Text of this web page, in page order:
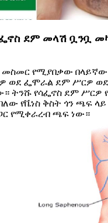
ደም መላሽ ቧንቧ
መስመር የሚያበቃው
ወደ ፌሞራል ደም ሥርዎ
ትንሹ የሳፌኖስ ደም
የቬነስ ቅስት ጎን ጫፍ
የሚቀራረብ ጫፍ ነው።